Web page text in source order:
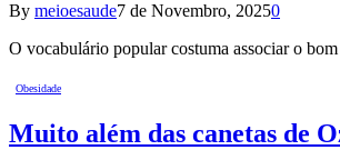
By meioesaude7 de Novembro, 20250
O vocabulário popular costuma associar o
Obesidade
Muito além das canetas de